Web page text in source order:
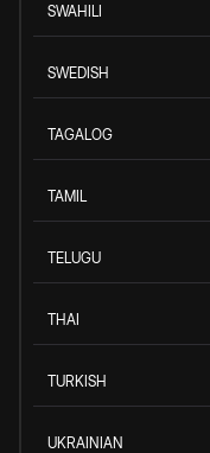
SWAHILI
SWEDISH
TAGALOG
TAMIL
TELUGU
THAI
TURKISH
UKRAINIAN